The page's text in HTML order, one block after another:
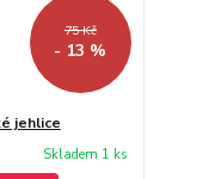
75 Kč
- 13 %
jehlice
Skladem 1 ks